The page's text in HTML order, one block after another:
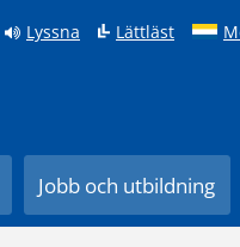
Lyssna Lättläst
Jobb och utbildning